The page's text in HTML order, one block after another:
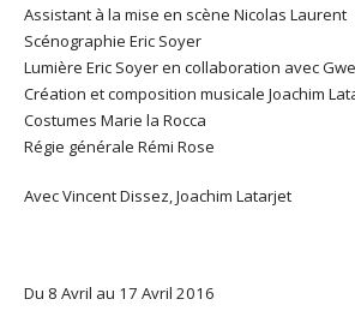
Assistant à la mise en scène Nicolas Laurent
Scénographie Eric Soyer
Lumière Eric Soyer en collaboration avec
Création et composition musicale Joachim
Costumes Marie la Rocca
Régie générale Rémi Rose
Avec Vincent Dissez, Joachim Latarjet
Du 8 Avril au 17 Avril 2016